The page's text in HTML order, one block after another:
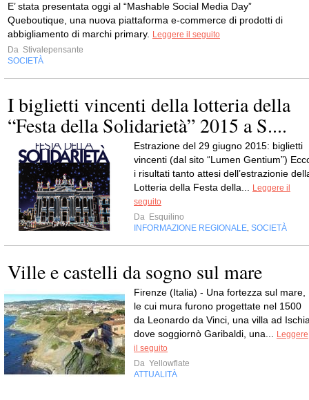
E’ stata presentata oggi al “Mashable Social Media Day”
Queboutique, una nuova piattaforma e-commerce di prodotti di
abbigliamento di marchi primary.
Leggere il seguito
Da Stivalepensante
SOCIETÀ
I biglietti vincenti della lotteria della
“Festa della Solidarietà” 2015 a S....
Estrazione del 29 giugno 2015: biglietti
vincenti (dal sito “Lumen Gentium”)
i risultati tanto attesi dell’estrazionie
Lotteria della Festa della...
Leggere il
seguito
Da Esquilino
INFORMAZIONE REGIONALE SOCIETÀ
Ville e castelli da sogno sul mare
Firenze (Italia) - Una fortezza sul mare,
le cui mura furono progettate nel 1500
da Leonardo da Vinci, una villa ad
dove soggiornò Garibaldi, una...
Leggere
il seguito
Da Yellowflate
ATTUALITÀ